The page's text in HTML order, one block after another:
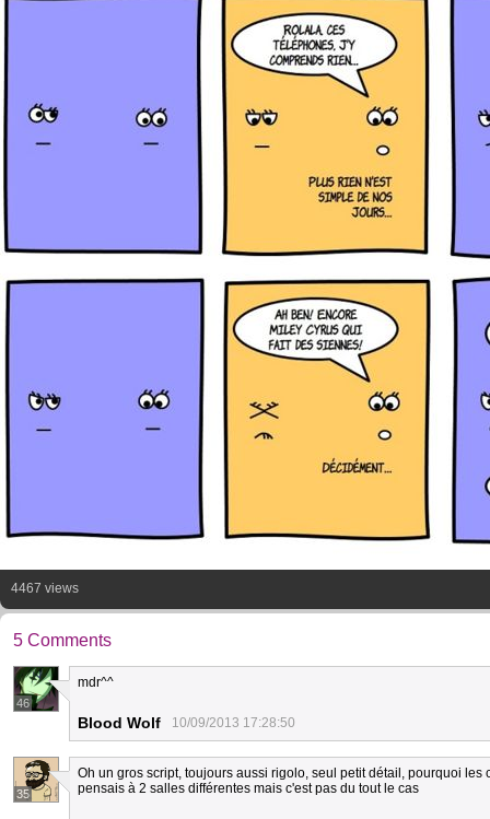
4467 views
5 Comments
46
mdr^^
Blood Wolf 10/09/2013 17:28:50
35
Oh un gros script, toujours aussi rigolo, seul petit détail, pourquoi
pensais à 2 salles différentes mais c'est pas du tout le cas